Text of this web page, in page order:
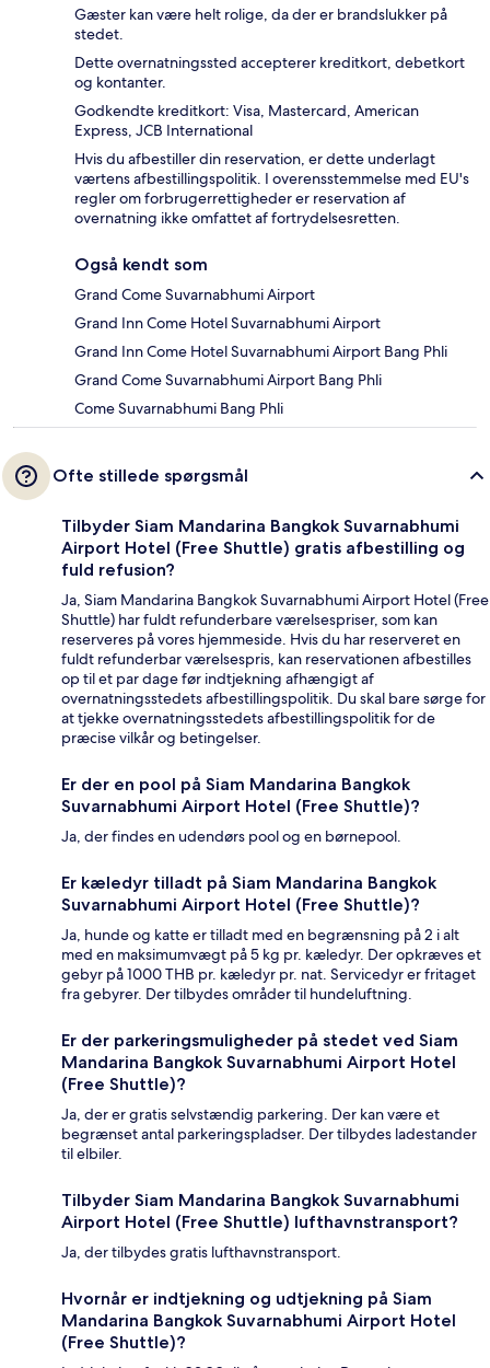
Gæster kan være helt rolige, da der er brandslukker på
stedet.
Dette overnatningssted accepterer kreditkort, debetkort
og kontanter.
Godkendte kreditkort: Visa, Mastercard, American
Express, JCB International
Hvis du afbestiller din reservation, er dette underlagt
værtens afbestillingspolitik. I overensstemmelse med EU's
regler om forbrugerrettigheder er reservation af
overnatning ikke omfattet af fortrydelsesretten.
Også kendt som
Grand Come Suvarnabhumi Airport
Grand Inn Come Hotel Suvarnabhumi Airport
Grand Inn Come Hotel Suvarnabhumi Airport Bang Phli
Grand Come Suvarnabhumi Airport Bang Phli
Come Suvarnabhumi Bang Phli
Ofte stillede spørgsmål
Tilbyder Siam Mandarina Bangkok Suvarnabhumi
Airport Hotel (Free Shuttle) gratis afbestilling og
fuld refusion?
Ja, Siam Mandarina Bangkok Suvarnabhumi Airport Hotel (Free
Shuttle) har fuldt refunderbare værelsespriser, som kan
reserveres på vores hjemmeside. Hvis du har reserveret en
fuldt refunderbar værelsespris, kan reservationen afbestilles
op til et par dage før indtjekning afhængigt af
overnatningsstedets afbestillingspolitik. Du skal bare sørge for
at tjekke overnatningsstedets afbestillingspolitik for de
præcise vilkår og betingelser.
Er der en pool på Siam Mandarina Bangkok
Suvarnabhumi Airport Hotel (Free Shuttle)?
Ja, der findes en udendørs pool og en børnepool.
Er kæledyr tilladt på Siam Mandarina Bangkok
Suvarnabhumi Airport Hotel (Free Shuttle)?
Ja, hunde og katte er tilladt med en begrænsning på 2 i alt
med en maksimumvægt på 5 kg pr. kæledyr. Der opkræves et
gebyr på 1000 THB pr. kæledyr pr. nat. Servicedyr er fritaget
fra gebyrer. Der tilbydes områder til hundeluftning.
Er der parkeringsmuligheder på stedet ved Siam
Mandarina Bangkok Suvarnabhumi Airport Hotel
(Free Shuttle)?
Ja, der er gratis selvstændig parkering. Der kan være et
begrænset antal parkeringspladser. Der tilbydes ladestander
til elbiler.
Tilbyder Siam Mandarina Bangkok Suvarnabhumi
Airport Hotel (Free Shuttle) lufthavnstransport?
Ja, der tilbydes gratis lufthavnstransport.
Hvornår er indtjekning og udtjekning på Siam
Mandarina Bangkok Suvarnabhumi Airport Hotel
(Free Shuttle)?